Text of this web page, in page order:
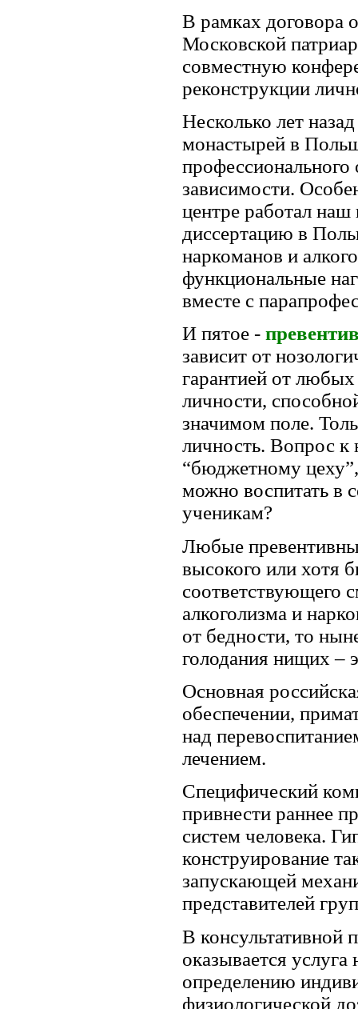
В рамках договора
Московской
совместную
реконструкции
Несколько лет
монастырей в
зависимости.
центре работал
диссертацию в
наркоманов и
функциональные
вместе с
И пятое -
зависит от
гарантией от
личности,
значимом поле.
личность. Вопрос к
“бюджетному цеху”,
можно воспитать в
ученикам?
Любые
высокого или хотя
соответствующего
алкоголизма и
от бедности, то
голодания нищих –
Основная
обеспечении,
над
лечением.
Специфический
привнести раннее
систем человека.
конструирование
запускающей
представителей
В консультативной
оказывается
определению
физиологической